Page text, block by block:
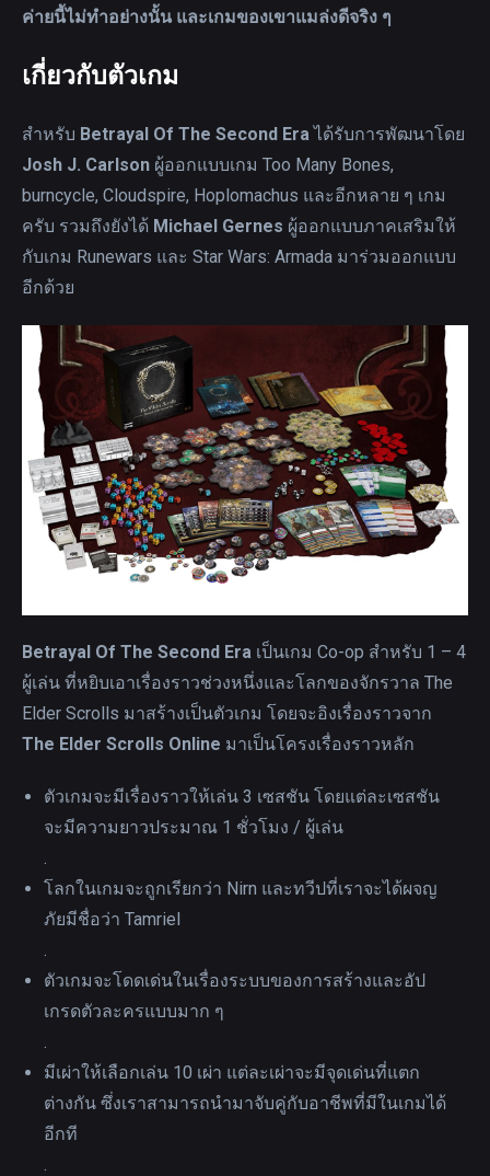
ค่ายนี้ไม่ทำอย่างนั้น และเกมของเขาแมล่งดีจริง ๆ
เกี่ยวกับตัวเกม
สำหรับ Betrayal Of The Second Eraได้รับการพัฒนาโดย
Josh J. Carlson ผู้ออกแบบเกม Too Many Bones,
burncycle, Cloudspire, Hoplomachus และอีกหลาย ๆ เกม
ครับ รวมถึงยังได้ Michael Gernes ผู้ออกแบบภาคเสริมให้
กับเกม Runewars และ Star Wars: Armada มาร่วมออกแบบ
อีกด้วย
Betrayal Of The Second Era เป็นเกม Co-op สำหรับ 1 – 4
ผู้เล่น ที่หยิบเอาเรื่องราวช่วงหนึ่งและโลกของจักรวาล The
Elder Scrolls มาสร้างเป็นตัวเกม โดยจะอิงเรื่องราวจาก
The Elder Scrolls Online มาเป็นโครงเรื่องราวหลัก
ตัวเกมจะมีเรื่องราวให้เล่น 3 เซสชัน โดยแต่ละเซสชัน
จะมีความยาวประมาณ 1 ชั่วโมง / ผู้เล่น
.
โลกในเกมจะถูกเรียกว่า Nirn และทวีปที่เราจะได้ผจญ
ภัยมีชื่อว่า Tamriel
.
ตัวเกมจะโดดเด่นในเรื่องระบบของการสร้างและอัป
เกรดตัวละครแบบมาก ๆ
.
มีเผ่าให้เลือกเล่น 10 เผ่า แต่ละเผ่าจะมีจุดเด่นที่แตก
ต่างกัน ซึ่งเราสามารถนำมาจับคู่กับอาชีพที่มีในเกมได้
อีกที
.